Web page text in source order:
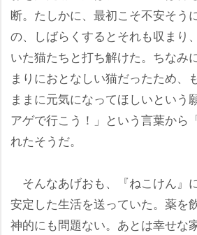
断。たしかに、最初こそ不安そう
の、しばらくするとそれも収まり
いた猫たちと打ち解けた。ちなみ
まりにおとなしい猫だったため、
ままに元気になってほしいという
アゲで行こう！」という言葉から
れたそうだ。
そんなあげおも、『ねこけん』
安定した生活を送っていた。薬を
神的にも問題ない。あとは幸せな